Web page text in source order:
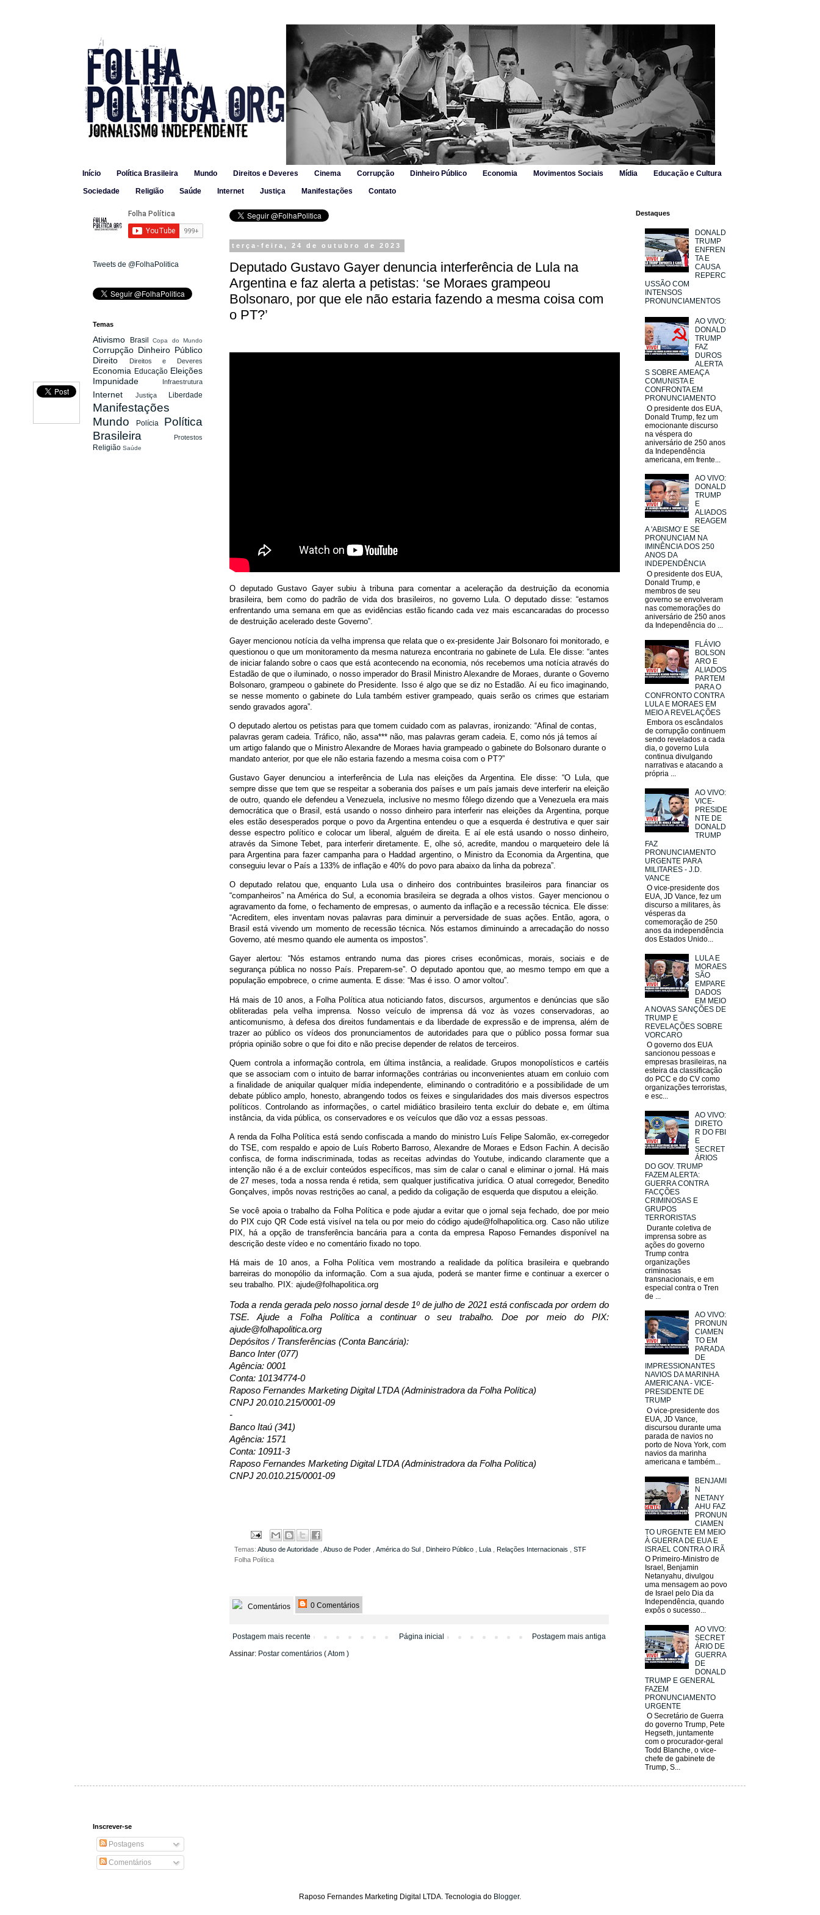
Início Política Brasileira Mundo Direitos e Deveres Cinema Corrupção Dinheiro Público Economia Movimentos Sociais Mídia Educação e Cultura
Sociedade Religião Saúde Internet Justiça Manifestações Contato
terça-feira, 24 de outubro de 2023
Deputado Gustavo Gayer denuncia interferência de Lula na
Argentina e faz alerta a petistas: ‘se Moraes grampeou
Bolsonaro, por que ele não estaria fazendo a mesma coisa com
o PT?’
O deputado Gustavo Gayer subiu à tribuna para comentar a aceleração da destruição da economia
brasileira, bem como do padrão de vida dos brasileiros, no governo Lula. O deputado disse: “estamos
enfrentando uma semana em que as evidências estão ficando cada vez mais escancaradas do processo
de destruição acelerado deste Governo”.
Gayer mencionou notícia da velha imprensa que relata que o ex-presidente Jair Bolsonaro foi monitorado, e
questionou o que um monitoramento da mesma natureza encontraria no gabinete de Lula. Ele disse: “antes
de iniciar falando sobre o caos que está acontecendo na economia, nós recebemos uma notícia através do
Estadão de que o iluminado, o nosso imperador do Brasil Ministro Alexandre de Moraes, durante o Governo
Bolsonaro, grampeou o gabinete do Presidente. Isso é algo que se diz no Estadão. Aí eu fico imaginando,
se nesse momento o gabinete do Lula também estiver grampeado, quais serão os crimes que estariam
sendo gravados agora”.
O deputado alertou os petistas para que tomem cuidado com as palavras, ironizando: “Afinal de contas,
palavras geram cadeia. Tráfico, não, assa*** não, mas palavras geram cadeia. E, como nós já temos aí
um artigo falando que o Ministro Alexandre de Moraes havia grampeado o gabinete do Bolsonaro durante o
mandato anterior, por que ele não estaria fazendo a mesma coisa com o PT?”
Gustavo Gayer denunciou a interferência de Lula nas eleições da Argentina. Ele disse: “O Lula, que
sempre disse que tem que se respeitar a soberania dos países e um país jamais deve interferir na eleição
de outro, quando ele defendeu a Venezuela, inclusive no mesmo fôlego dizendo que a Venezuela era mais
democrática que o Brasil, está usando o nosso dinheiro para interferir nas eleições da Argentina, porque
eles estão desesperados porque o povo da Argentina entendeu o que a esquerda é destrutiva e quer sair
desse espectro político e colocar um liberal, alguém de direita. E aí ele está usando o nosso dinheiro,
através da Simone Tebet, para interferir diretamente. E, olhe só, acredite, mandou o marqueteiro dele lá
para Argentina para fazer campanha para o Haddad argentino, o Ministro da Economia da Argentina, que
conseguiu levar o País a 133% de inflação e 40% do povo para abaixo da linha da pobreza”.
O deputado relatou que, enquanto Lula usa o dinheiro dos contribuintes brasileiros para financiar os
“companheiros” na América do Sul, a economia brasileira se degrada a olhos vistos. Gayer mencionou o
agravamento da fome, o fechamento de empresas, o aumento da inflação e a recessão técnica. Ele disse:
“Acreditem, eles inventam novas palavras para diminuir a perversidade de suas ações. Então, agora, o
Brasil está vivendo um momento de recessão técnica. Nós estamos diminuindo a arrecadação do nosso
Governo, até mesmo quando ele aumenta os impostos”.
Gayer alertou: “Nós estamos entrando numa das piores crises econômicas, morais, sociais e de
segurança pública no nosso País. Preparem-se”. O deputado apontou que, ao mesmo tempo em que a
população empobrece, o crime aumenta. E disse: “Mas é isso. O amor voltou”.
Há mais de 10 anos, a Folha Política atua noticiando fatos, discursos, argumentos e denúncias que são
obliteradas pela velha imprensa. Nosso veículo de imprensa dá voz às vozes conservadoras, ao
anticomunismo, à defesa dos direitos fundamentais e da liberdade de expressão e de imprensa, além de
trazer ao público os vídeos dos pronunciamentos de autoridades para que o público possa formar sua
própria opinião sobre o que foi dito e não precise depender de relatos de terceiros.
Quem controla a informação controla, em última instância, a realidade. Grupos monopolísticos e cartéis
que se associam com o intuito de barrar informações contrárias ou inconvenientes atuam em conluio com
a finalidade de aniquilar qualquer mídia independente, eliminando o contraditório e a possibilidade de um
debate público amplo, honesto, abrangendo todos os feixes e singularidades dos mais diversos espectros
políticos. Controlando as informações, o cartel midiático brasileiro tenta excluir do debate e, em última
instância, da vida pública, os conservadores e os veículos que dão voz a essas pessoas.
A renda da Folha Política está sendo confiscada a mando do ministro Luís Felipe Salomão, ex-corregedor
do TSE, com respaldo e apoio de Luís Roberto Barroso, Alexandre de Moraes e Edson Fachin. A decisão
confisca, de forma indiscriminada, todas as receitas advindas do Youtube, indicando claramente que a
intenção não é a de excluir conteúdos específicos, mas sim de calar o canal e eliminar o jornal. Há mais
de 27 meses, toda a nossa renda é retida, sem qualquer justificativa jurídica. O atual corregedor, Benedito
Gonçalves, impôs novas restrições ao canal, a pedido da coligação de esquerda que disputou a eleição.
Se você apoia o trabalho da Folha Política e pode ajudar a evitar que o jornal seja fechado, doe por meio
do PIX cujo QR Code está visível na tela ou por meio do código ajude@folhapolitica.org. Caso não utilize
PIX, há a opção de transferência bancária para a conta da empresa Raposo Fernandes disponível na
descrição deste vídeo e no comentário fixado no topo.
Há mais de 10 anos, a Folha Política vem mostrando a realidade da política brasileira e quebrando
barreiras do monopólio da informação. Com a sua ajuda, poderá se manter firme e continuar a exercer o
seu trabalho. PIX: ajude@folhapolitica.org
Toda a renda gerada pelo nosso jornal desde 1º de julho de 2021 está confiscada por ordem do
TSE. Ajude a Folha Política a continuar o seu trabalho. Doe por meio do PIX:
ajude@folhapolitica.org
Depósitos / Transferências (Conta Bancária):
Banco Inter (077)
Agência: 0001
Conta: 10134774-0
Raposo Fernandes Marketing Digital LTDA (Administradora da Folha Política)
CNPJ 20.010.215/0001-09
-
Banco Itaú (341)
Agência: 1571
Conta: 10911-3
Raposo Fernandes Marketing Digital LTDA (Administradora da Folha Política)
CNPJ 20.010.215/0001-09
Temas: Abuso de Autoridade Abuso de Poder América do Sul Dinheiro Público Lula Relações Internacionais
STF
Folha Política
Comentários 0 Comentários
Postagem mais recente Postagem mais antiga
Página inicial
Assinar: Postar comentários ( Atom )
Tweets de @FolhaPolitica
Temas
Ativismo Brasil Copa do Mundo
Corrupção Dinheiro Público
Direito
Direitos e Deveres
Economia Educação Eleições
Impunidade
Infraestrutura
Internet Justiça Liberdade
Manifestações
Mundo
Polícia Política
Brasileira
Protestos
Religião Saúde
Destaques
DONALD
TRUMP
ENFREN
TA E
CAUSA
REPERC
USSÃO COM
INTENSOS
PRONUNCIAMENTOS
AO VIVO:
DONALD
TRUMP
FAZ
DUROS
ALERTA
S SOBRE AMEAÇA
COMUNISTA E
CONFRONTA EM
PRONUNCIAMENTO
O presidente dos EUA,
Donald Trump, fez um
emocionante discurso
na véspera do
aniversário de 250 anos
da Independência
americana, em frente...
AO VIVO:
DONALD
TRUMP
E
ALIADOS
REAGEM
A 'ABISMO' E SE
PRONUNCIAM NA
IMINÊNCIA DOS 250
ANOS DA
INDEPENDÊNCIA
O presidente dos EUA,
Donald Trump, e
membros de seu
governo se envolveram
nas comemorações do
aniversário de 250 anos
da Independência do ...
FLÁVIO
BOLSON
ARO E
ALIADOS
PARTEM
PARA O
CONFRONTO CONTRA
LULA E MORAES EM
MEIO A REVELAÇÕES
Embora os escândalos
de corrupção continuem
sendo revelados a cada
dia, o governo Lula
continua divulgando
narrativas e atacando a
própria ...
AO VIVO:
VICE-
PRESIDE
NTE DE
DONALD
TRUMP
FAZ
PRONUNCIAMENTO
URGENTE PARA
MILITARES - J.D.
VANCE
O vice-presidente dos
EUA, JD Vance, fez um
discurso a militares, às
vésperas da
comemoração de 250
anos da independência
dos Estados Unido...
LULA E
MORAES
SÃO
EMPARE
DADOS
EM MEIO
A NOVAS SANÇÕES DE
TRUMP E
REVELAÇÕES SOBRE
VORCARO
O governo dos EUA
sancionou pessoas e
empresas brasileiras, na
esteira da classificação
do PCC e do CV como
organizações terroristas,
e esc...
AO VIVO:
DIRETO
R DO FBI
E
SECRET
ÁRIOS
DO GOV. TRUMP
FAZEM ALERTA:
GUERRA CONTRA
FACÇÕES
CRIMINOSAS E
GRUPOS
TERRORISTAS
Durante coletiva de
imprensa sobre as
ações do governo
Trump contra
organizações
criminosas
transnacionais, e em
especial contra o Tren
de ...
AO VIVO:
PRONUN
CIAMEN
TO EM
PARADA
DE
IMPRESSIONANTES
NAVIOS DA MARINHA
AMERICANA - VICE-
PRESIDENTE DE
TRUMP
O vice-presidente dos
EUA, JD Vance,
discursou durante uma
parada de navios no
porto de Nova York, com
navios da marinha
americana e também...
BENJAMI
N
NETANY
AHU FAZ
PRONUN
CIAMEN
TO URGENTE EM MEIO
À GUERRA DE EUA E
ISRAEL CONTRA O IRÃ
O Primeiro-Ministro de
Israel, Benjamin
Netanyahu, divulgou
uma mensagem ao povo
de Israel pelo Dia da
Independência, quando
expôs o sucesso...
AO VIVO:
SECRET
ÁRIO DE
GUERRA
DE
DONALD
TRUMP E GENERAL
FAZEM
PRONUNCIAMENTO
URGENTE
O Secretário de Guerra
do governo Trump, Pete
Hegseth, juntamente
com o procurador-geral
Todd Blanche, o vice-
chefe de gabinete de
Trump, S...
Inscrever-se
Postagens
Comentários
Raposo Fernandes Marketing Digital LTDA. Tecnologia do Blogger.